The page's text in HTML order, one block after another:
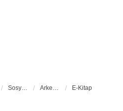
Sosyal Forumlarımız Arkeo-TR Kütüphanesi E-Kitap